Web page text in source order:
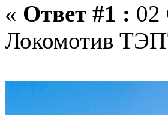
« Ответ #1 : 02
Локомотив